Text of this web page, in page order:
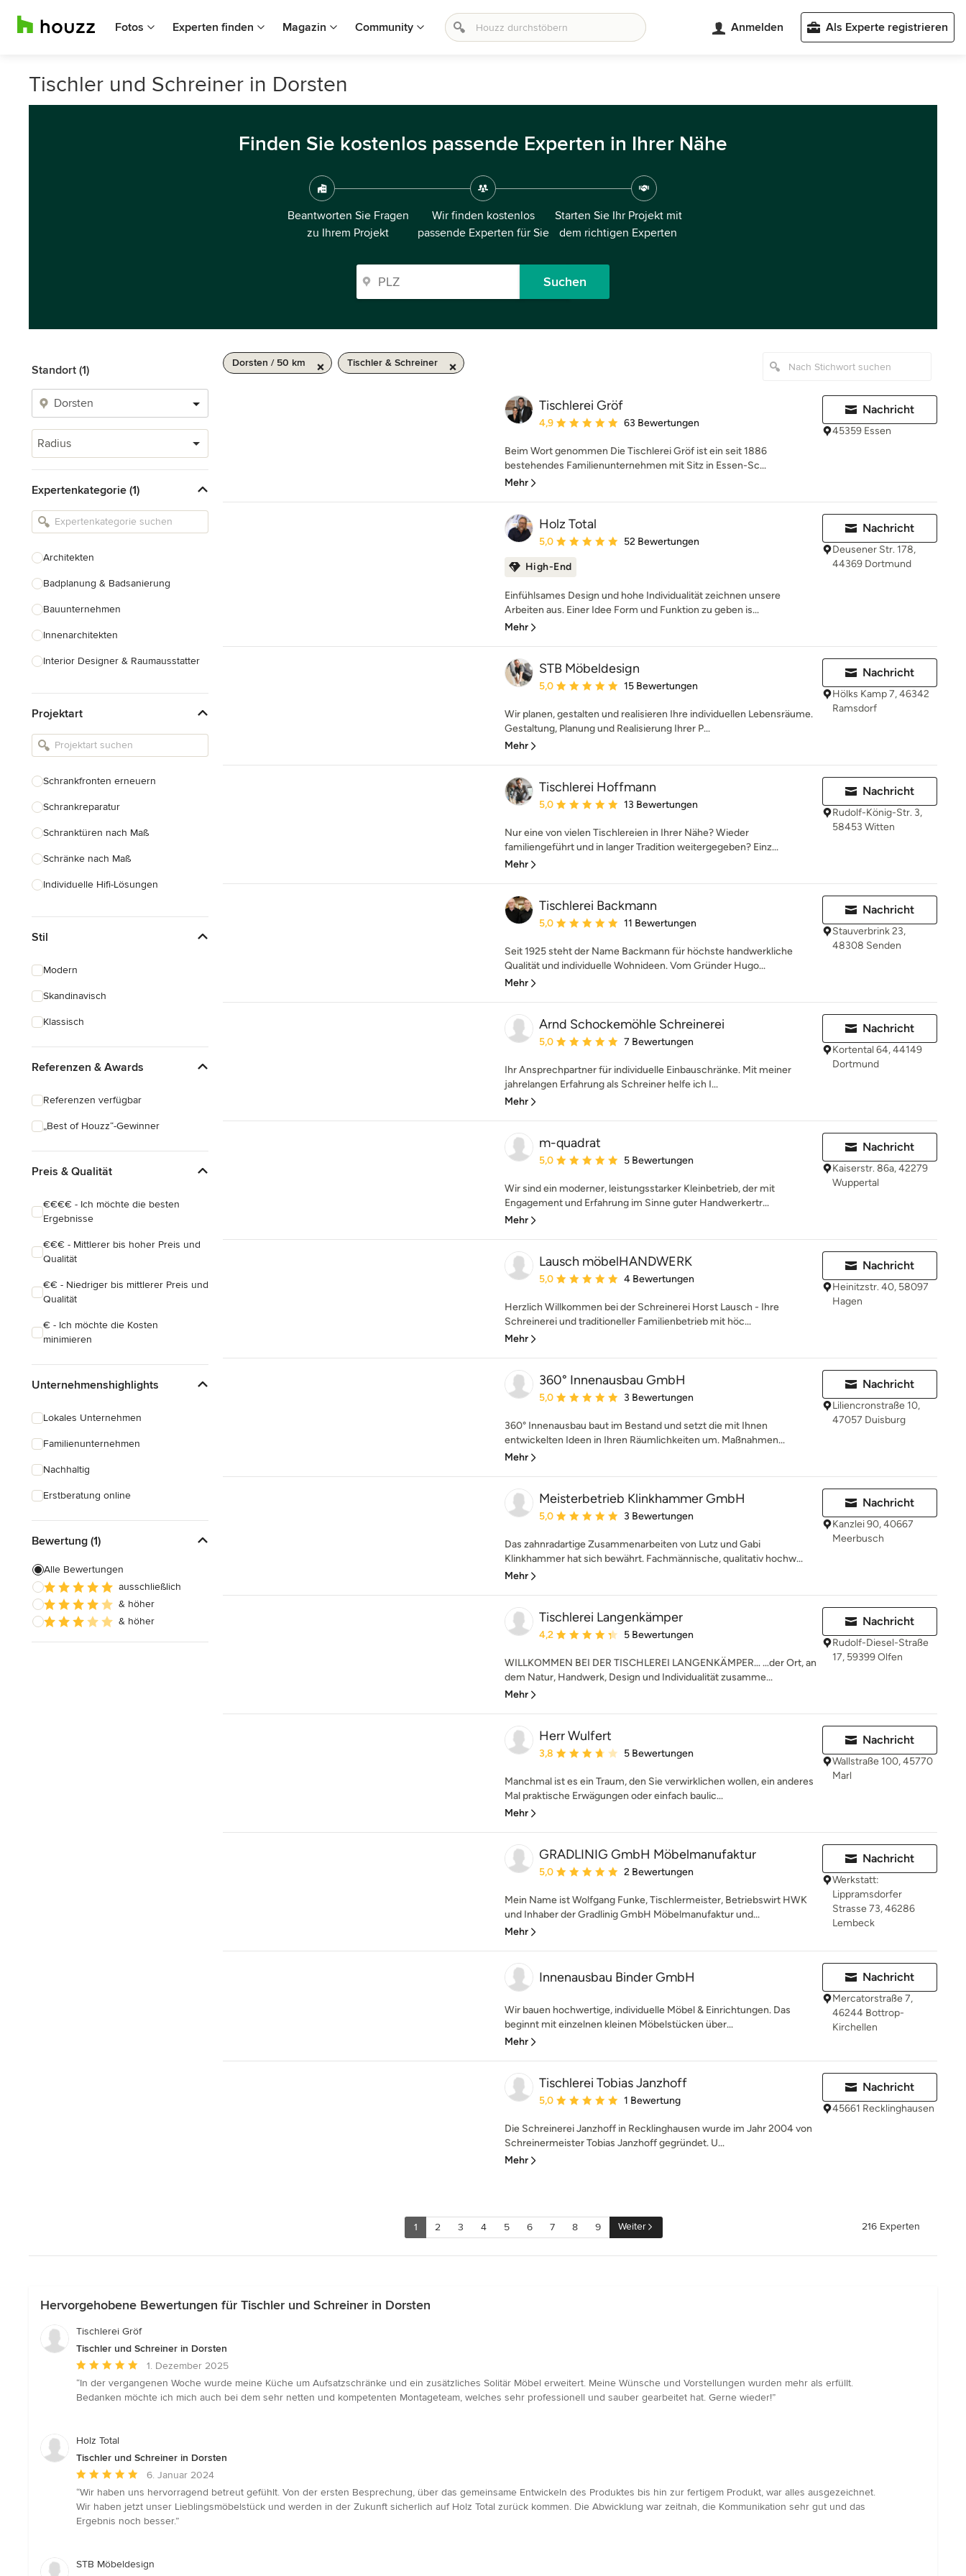
Fotos Experten finden Magazin Community Anmelden Als Experte registrieren
Tischler und Schreiner in Dorsten
Finden Sie kostenlos passende Experten in Ihrer Nähe
Beantworten Sie Fragen
zu Ihrem Projekt
Wir finden kostenlos
passende Experten für Sie
Starten Sie Ihr Projekt mit
dem richtigen Experten
Suchen
Standort (1)
Radius
Expertenkategorie (1)
Architekten
Badplanung & Badsanierung
Bauunternehmen
Innenarchitekten
Interior Designer & Raumausstatter
Landschaftsarchitekten
Armaturen & Sanitärbedarf
Projektart
Schrankfronten erneuern
Schrankreparatur
Schranktüren nach Maß
Schränke nach Maß
Individuelle Hifi-Lösungen
Küchenschränke nach Maß
Alle anzeigen
Stil
Modern
Skandinavisch
Klassisch
Referenzen & Awards
Referenzen verfügbar
„Best of Houzz“-Gewinner
Preis & Qualität
€€€€ - Ich möchte die besten
Ergebnisse
€€€ - Mittlerer bis hoher Preis und
Qualität
€€ - Niedriger bis mittlerer Preis und
Qualität
€ - Ich möchte die Kosten
minimieren
Unternehmenshighlights
Lokales Unternehmen
Familienunternehmen
Nachhaltig
Erstberatung online
Bewertung (1)
Alle Bewertungen
ausschließlich
& höher
& höher
Dorsten / 50 km Tischler & Schreiner
Tischlerei Gröf
Durchschnittliche Bewertung: 4.9 von 5 Sternen
4,9 63 Bewertungen
Beim Wort genommen Die Tischlerei Gröf ist ein seit 1886
bestehendes Familienunternehmen mit Sitz in Essen-Sc...
Mehr
Nachricht
45359 Essen
Holz Total
Durchschnittliche Bewertung: 5 von 5 Sternen
5,0 52 Bewertungen
High-End
Einfühlsames Design und hohe Individualität zeichnen unsere
Arbeiten aus. Einer Idee Form und Funktion zu geben is...
Mehr
Nachricht
Deusener Str. 178,
44369 Dortmund
STB Möbeldesign
Durchschnittliche Bewertung: 5 von 5 Sternen
5,0 15 Bewertungen
Wir planen, gestalten und realisieren Ihre individuellen Lebensräume.
Gestaltung, Planung und Realisierung Ihrer P...
Mehr
Nachricht
Hölks Kamp 7, 46342
Ramsdorf
Tischlerei Hoffmann
Durchschnittliche Bewertung: 5 von 5 Sternen
5,0 13 Bewertungen
Nur eine von vielen Tischlereien in Ihrer Nähe? Wieder
familiengeführt und in langer Tradition weitergegeben? Einz...
Mehr
Nachricht
Rudolf-König-Str. 3,
58453 Witten
Tischlerei Backmann
Durchschnittliche Bewertung: 5 von 5 Sternen
5,0 11 Bewertungen
Seit 1925 steht der Name Backmann für höchste handwerkliche
Qualität und individuelle Wohnideen. Vom Gründer Hugo...
Mehr
Nachricht
Stauverbrink 23,
48308 Senden
Arnd Schockemöhle Schreinerei
Durchschnittliche Bewertung: 5 von 5 Sternen
5,0 7 Bewertungen
Ihr Ansprechpartner für individuelle Einbauschränke. Mit meiner
jahrelangen Erfahrung als Schreiner helfe ich I...
Mehr
Nachricht
Kortental 64, 44149
Dortmund
m-quadrat
Durchschnittliche Bewertung: 5 von 5 Sternen
5,0 5 Bewertungen
Wir sind ein moderner, leistungsstarker Kleinbetrieb, der mit
Engagement und Erfahrung im Sinne guter Handwerkertr...
Mehr
Nachricht
Kaiserstr. 86a, 42279
Wuppertal
Lausch möbelHANDWERK
Durchschnittliche Bewertung: 5 von 5 Sternen
5,0 4 Bewertungen
Herzlich Willkommen bei der Schreinerei Horst Lausch - Ihre
Schreinerei und traditioneller Familienbetrieb mit höc...
Mehr
Nachricht
Heinitzstr. 40, 58097
Hagen
360° Innenausbau GmbH
Durchschnittliche Bewertung: 5 von 5 Sternen
5,0 3 Bewertungen
360° Innenausbau baut im Bestand und setzt die mit Ihnen
entwickelten Ideen in Ihren Räumlichkeiten um. Maßnahmen...
Mehr
Nachricht
Liliencronstraße 10,
47057 Duisburg
Meisterbetrieb Klinkhammer GmbH
Durchschnittliche Bewertung: 5 von 5 Sternen
5,0 3 Bewertungen
Das zahnradartige Zusammenarbeiten von Lutz und Gabi
Klinkhammer hat sich bewährt. Fachmännische, qualitativ hochw...
Mehr
Nachricht
Kanzlei 90, 40667
Meerbusch
Tischlerei Langenkämper
Durchschnittliche Bewertung: 4.2 von 5 Sternen
4,2 5 Bewertungen
WILLKOMMEN BEI DER TISCHLEREI LANGENKÄMPER… …der Ort, an
dem Natur, Handwerk, Design und Individualität zusamme...
Mehr
Nachricht
Rudolf-Diesel-Straße
17, 59399 Olfen
Herr Wulfert
Durchschnittliche Bewertung: 3.8 von 5 Sternen
3,8 5 Bewertungen
Manchmal ist es ein Traum, den Sie verwirklichen wollen, ein anderes
Mal praktische Erwägungen oder einfach baulic...
Mehr
Nachricht
Wallstraße 100, 45770
Marl
GRADLINIG GmbH Möbelmanufaktur
Durchschnittliche Bewertung: 5 von 5 Sternen
5,0 2 Bewertungen
Mein Name ist Wolfgang Funke, Tischlermeister, Betriebswirt HWK
und Inhaber der Gradlinig GmbH Möbelmanufaktur und...
Mehr
Nachricht
Werkstatt:
Lippramsdorfer
Strasse 73, 46286
Lembeck
Innenausbau Binder GmbH
Wir bauen hochwertige, individuelle Möbel & Einrichtungen. Das
beginnt mit einzelnen kleinen Möbelstücken über...
Mehr
Nachricht
Mercatorstraße 7,
46244 Bottrop-
Kirchellen
Tischlerei Tobias Janzhoff
Durchschnittliche Bewertung: 5 von 5 Sternen
5,0 1 Bewertung
Die Schreinerei Janzhoff in Recklinghausen wurde im Jahr 2004 von
Schreinermeister Tobias Janzhoff gegründet. U...
Mehr
Nachricht
45661 Recklinghausen
1 2 3 4 5 6 7 8 9 Weiter 216 Experten
Hervorgehobene Bewertungen für Tischler und Schreiner in Dorsten
Tischlerei Gröf
Tischler und Schreiner in Dorsten
Durchschnittliche
Bewertung:
5
Sternen
1. Dezember 2025
“In der vergangenen Woche wurde meine Küche um Aufsatzschränke und ein zusätzliches Solitär Möbel erweitert. Meine Wünsche und Vorstellungen wurden mehr als erfüllt.
Bedanken möchte ich mich auch bei dem sehr netten und kompetenten Montageteam, welches sehr professionell und sauber gearbeitet hat. Gerne wieder!”
Holz Total
Tischler und Schreiner in Dorsten
Durchschnittliche
Bewertung:
5
von
6. Januar 2024
“Wir haben uns hervorragend betreut gefühlt. Von der ersten Besprechung, über das gemeinsame Entwickeln des Produktes bis hin zur fertigem Produkt, war alles ausgezeichnet.
Wir haben jetzt unser Lieblingsmöbelstück und werden in der Zukunft sicherlich auf Holz Total zurück kommen. Die Abwicklung war zeitnah, die Kommunikation sehr gut und das
Ergebnis noch besser.”
STB Möbeldesign